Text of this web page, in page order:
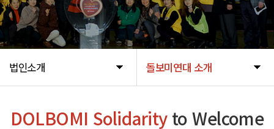
법인소개 돌보미연대 소개
DOLBOMI Solidarity to Welcome